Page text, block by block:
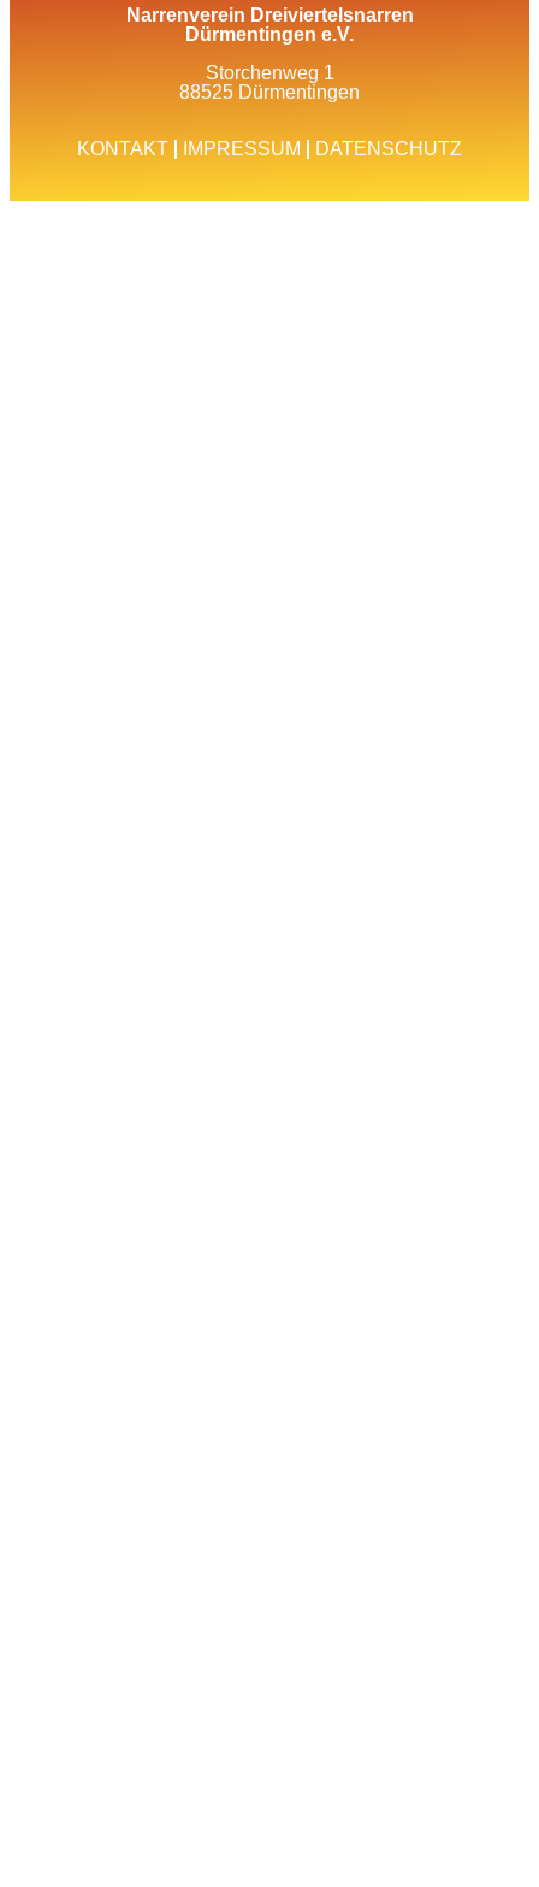
Narrenverein Dreiviertelsnarren
Dürmentingen e.V.
Storchenweg 1
88525 Dürmentingen
KONTAKT IMPRESSUM DATENSCHUTZ